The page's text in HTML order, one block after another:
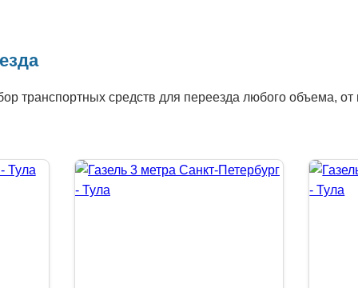
транспортных средств для переезда любого объема, от